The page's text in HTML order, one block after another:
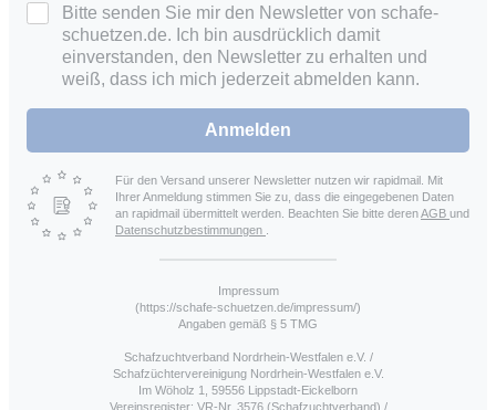
Bitte senden Sie mir den Newsletter von schafe-
schuetzen.de. Ich bin ausdrücklich damit
einverstanden, den Newsletter zu erhalten und
weiß, dass ich mich jederzeit abmelden kann.
Anmelden
Für den Versand unserer Newsletter nutzen wir rapidmail. Mit
Ihrer Anmeldung stimmen Sie zu, dass die eingegebenen Daten
an rapidmail übermittelt werden. Beachten Sie bitte derenAGB und
Datenschutzbestimmungen
Impressum
(https://schafe-schuetzen.de/impressum/)
Angaben gemäß § 5 TMG
Schafzuchtverband Nordrhein-Westfalen e.V. /
Schafzüchtervereinigung Nordrhein-Westfalen e.V.
Im Wöholz 1, 59556 Lippstadt-Eickelborn
Vereinsregister: VR-Nr. 3576 (Schafzuchtverband) /